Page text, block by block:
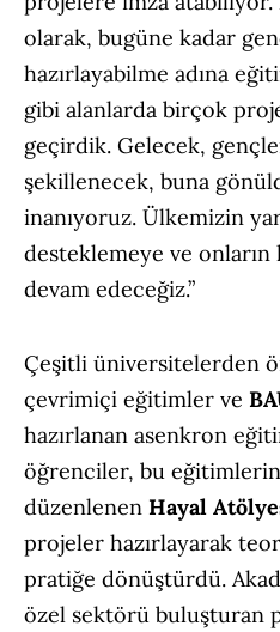
olarak, bugüne kadar
hazırlayabilme adına
gibi alanlarda birçok
geçirdik. Gelecek,
şekillenecek, buna
inanıyoruz. Ülkemizin
desteklemeye ve onların
devam edeceğiz.”
Çeşitli üniversitelerden
çevrimiçi eğitimler ve
hazırlanan asenkron
öğrenciler, bu
düzenlenen Hayal
projeler hazırlayarak
pratiğe dönüştürdü.
özel sektörü buluşturan